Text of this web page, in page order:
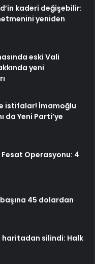
kaderi değişebilir:
yeniden
eski Vali
yeni
istifalar! İmamoğlu
da Yeni Parti’ye
Fesat Operasyonu: 4
başına 45 dolardan
haritadan silindi: Halk